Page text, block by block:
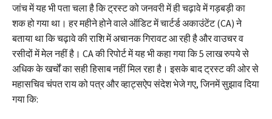
जांच में यह भी पता चला है कि ट्रस्ट को जनवरी में ही चढ़ावे में गड़बड़ी का
शक हो गया था। हर महीने होने वाले ऑडिट में चार्टर्ड अकाउंटेंट (CA) ने
बताया था कि चढ़ावे की राशि में अचानक गिरावट आ रही है और वाउचर व
रसीदों में मेल नहीं है। CA की रिपोर्ट में यह भी कहा गया कि 5 लाख रुपये से
अधिक के खर्चों का सही हिसाब नहीं मिल रहा है। इसके बाद ट्रस्ट की ओर से
महासचिव चंपत राय को पत्र और व्हाट्सऐप संदेश भेजे गए, जिनमें सुझाव दिया
गया कि: